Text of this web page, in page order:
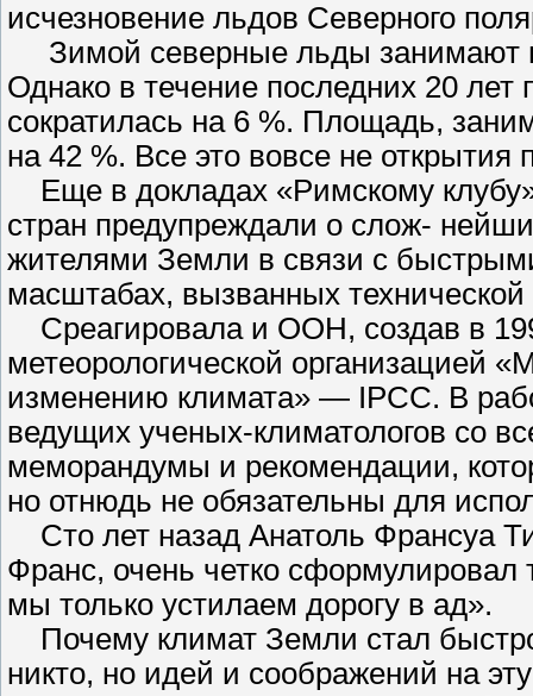
исчезновение льдов Северного
Зимой северные льды занимают
Однако в течение последних 20
сократилась на 6 %. Площадь,
на 42 %. Все это вовсе не открытия
Еще в докладах «Римскому
стран предупреждали о слож-
жителями Земли в связи с
масштабах, вызванных
Среагировала и ООН, создав в
метеорологической организацией
изменению климата» — IPCC. В
ведущих ученых-климатологов со
меморандумы и рекомендации,
но отнюдь не обязательны для
Сто лет назад Анатоль Франсуа
Франс, очень четко
мы только устилаем дорогу в ад».
Почему климат Земли стал
никто, но идей и соображений на